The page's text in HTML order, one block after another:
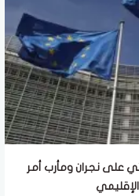
على نجران ومأرب أمر